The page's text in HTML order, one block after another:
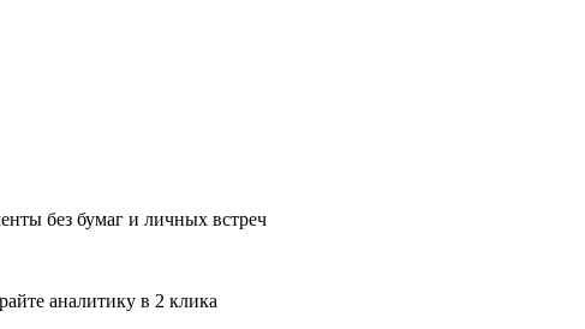
без бумаг и личных встреч
аналитику в 2 клика